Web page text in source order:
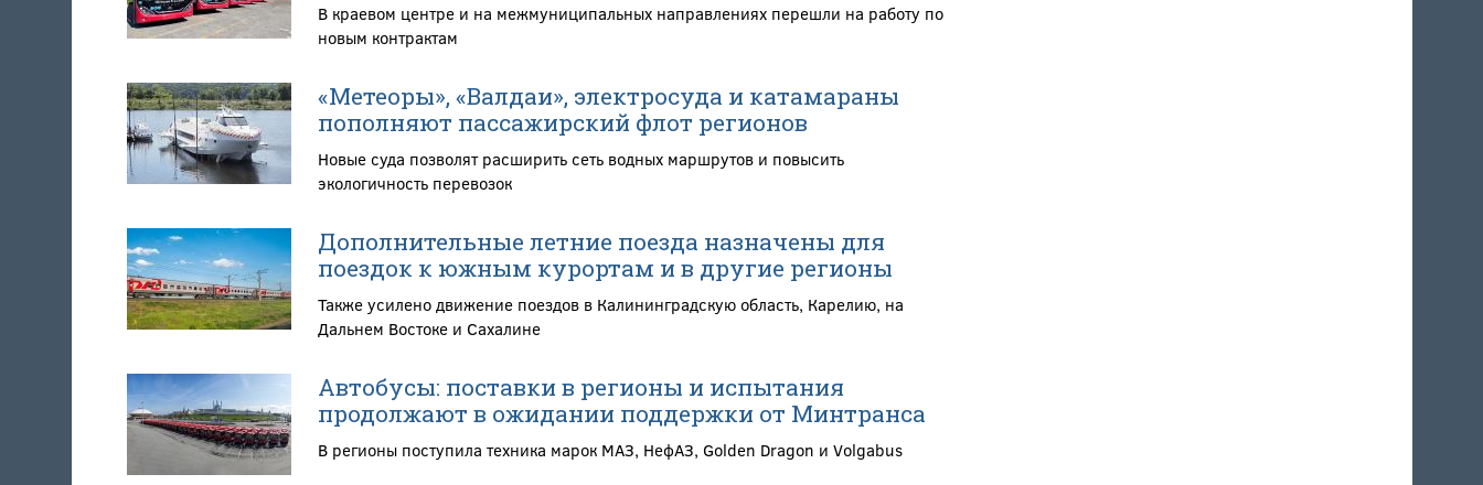
В краевом центре и на межмуниципальных направлениях перешли на работу по
новым контрактам
«Метеоры», «Валдаи», электросуда и катамараны
пополняют пассажирский флот регионов
Новые суда позволят расширить сеть водных маршрутов и повысить
экологичность перевозок
Дополнительные летние поезда назначены для
поездок к южным курортам и в другие регионы
Также усилено движение поездов в Калининградскую область, Карелию, на
Дальнем Востоке и Сахалине
Автобусы: поставки в регионы и испытания
продолжают в ожидании поддержки от Минтранса
В регионы поступила техника марок МАЗ, НефАЗ, Golden Dragon и Volgabus